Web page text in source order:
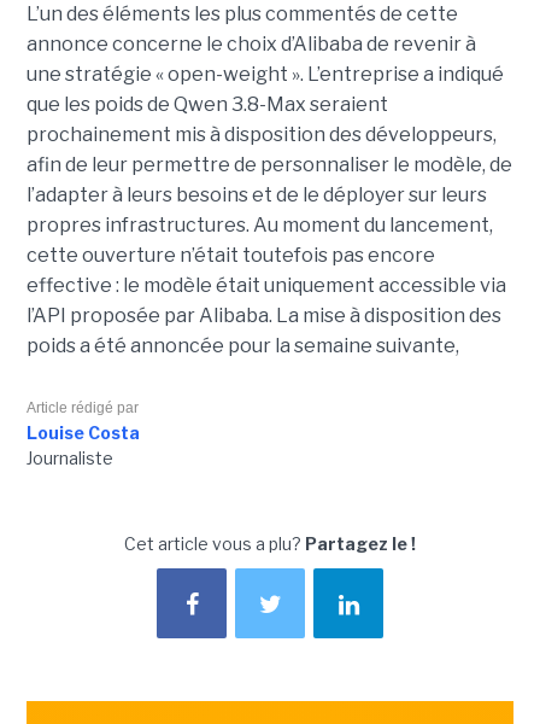
L’un des éléments les plus commentés de cette
annonce concerne le choix d’Alibaba de revenir à
une stratégie « open-weight ». L’entreprise a indiqué
que les poids de Qwen 3.8-Max seraient
prochainement mis à disposition des développeurs,
afin de leur permettre de personnaliser le modèle, de
l’adapter à leurs besoins et de le déployer sur leurs
propres infrastructures. Au moment du lancement,
cette ouverture n’était toutefois pas encore
effective : le modèle était uniquement accessible via
l’API proposée par Alibaba. La mise à disposition des
poids a été annoncée pour la semaine suivante,
Article rédigé par
Louise Costa
Journaliste
Cet article vous a plu? Partagez le !